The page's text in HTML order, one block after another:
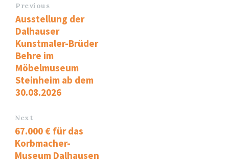
Previous
Ausstellung der
Dalhauser
Kunstmaler-Brüder
Behre im
Möbelmuseum
Steinheim ab dem
30.08.2026
Next
67.000 € für das
Korbmacher-
Museum Dalhausen